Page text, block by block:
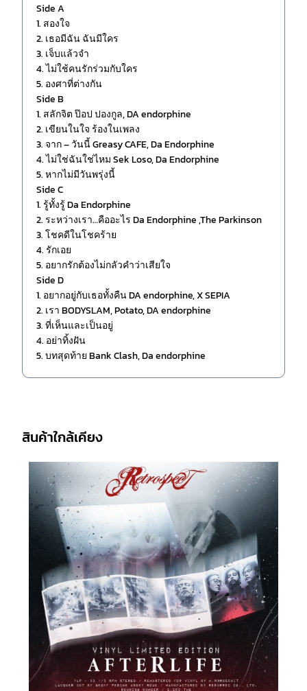
Side A
1. สองใจ
2. เธอมีฉัน ฉันมีใคร
3. เจ็บแล้วจำ
4. ไม่ใช้คนรักร่วมกับใคร
5. องศาที่ต่างกัน
Side B
1. สลักจิต ป๊อป ปองกูล, DA endorphine
2. เขียนในใจ ร้องในเพลง
3. จาก – วันนี้ Greasy CAFE, Da Endorphine
4. ไม่ใช่ฉันใช่ไหม Sek Loso, Da Endorphine
5. หากไม่มีวันพรุ่งนี้
Side C
1. รู้ทั้งรู้ Da Endorphine
2. ระหว่างเรา…คืออะไร Da Endorphine ,The Parkinson
3. โชคดีในโชคร้าย
4. รักเอย
5. อยากรักต้องไม่กลัวคำว่าเสียใจ
Side D
1. อยากอยู่กับเธอทั้งคืน DA endorphine, X SEPIA
2. เรา BODYSLAM, Potato, DA endorphine
3. ที่เห็นและเป็นอยู่
4. อย่าทิ้งฝัน
5. บทสุดท้าย Bank Clash, Da endorphine
สินค้าใกล้เคียง